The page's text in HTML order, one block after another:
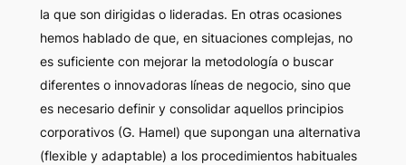
la que son dirigidas o lideradas. En otras ocasiones
hemos hablado de que, en situaciones complejas, no
es suficiente con mejorar la metodología o buscar
diferentes o innovadoras líneas de negocio, sino que
es necesario definir y consolidar aquellos principios
corporativos (G. Hamel) que supongan una alternativa
(flexible y adaptable) a los procedimientos habituales